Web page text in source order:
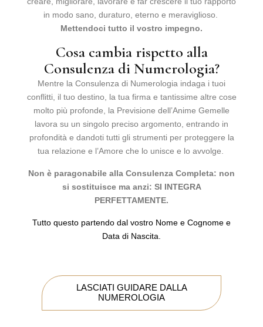
in modo sano, duraturo, eterno e meraviglioso.
Mettendoci tutto il vostro impegno.
Cosa cambia rispetto alla
Consulenza di Numerologia?
Mentre la Consulenza di Numerologia indaga i tuoi
conflitti, il tuo destino, la tua firma e tantissime altre cose
molto più profonde, la Previsione dell’Anime Gemelle
lavora su un singolo preciso argomento, entrando in
profondità e dandoti tutti gli strumenti per proteggere la
tua relazione e l’Amore che lo unisce e lo avvolge.
Non è paragonabile alla Consulenza Completa: non
si sostituisce ma anzi: SI INTEGRA
PERFETTAMENTE.
Tutto questo partendo dal vostro Nome e Cognome e
Data di Nascita.
LASCIATI GUIDARE DALLA
NUMEROLOGIA